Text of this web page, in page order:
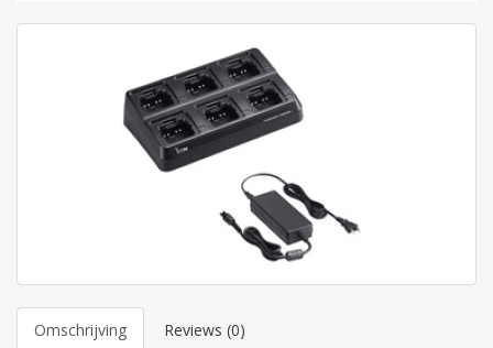
Omschrijving Reviews (0)